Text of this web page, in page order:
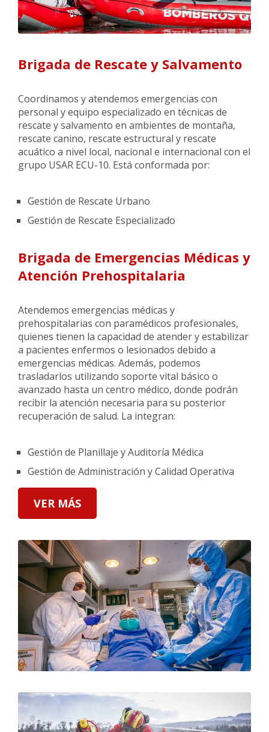
Brigada de Rescate y Salvamento
Coordinamos y atendemos emergencias con
personal y equipo especializado en técnicas de
rescate y salvamento en ambientes de montaña,
rescate canino, rescate estructural y rescate
acuático a nivel local, nacional e internacional con el
grupo USAR ECU-10. Está conformada por:
Gestión de Rescate Urbano
Gestión de Rescate Especializado
Brigada de Emergencias Médicas y
Atención Prehospitalaria
Atendemos emergencias médicas y
prehospitalarias con paramédicos profesionales,
quienes tienen la capacidad de atender y estabilizar
a pacientes enfermos o lesionados debido a
emergencias médicas. Además, podemos
trasladarlos utilizando soporte vital básico o
avanzado hasta un centro médico, donde podrán
recibir la atención necesaria para su posterior
recuperación de salud. La integran:
Gestión de Planillaje y Auditoría Médica
Gestión de Administración y Calidad Operativa
VER MÁS